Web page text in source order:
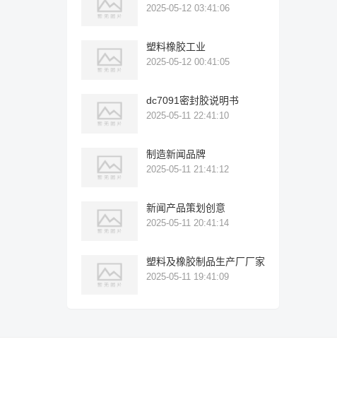
2025-05-12 03:41:06
塑料橡胶工业
2025-05-12 00:41:05
dc7091密封胶说明书
2025-05-11 22:41:10
制造新闻品牌
2025-05-11 21:41:12
新闻产品策划创意
2025-05-11 20:41:14
塑料及橡胶制品生产厂厂家
2025-05-11 19:41:09